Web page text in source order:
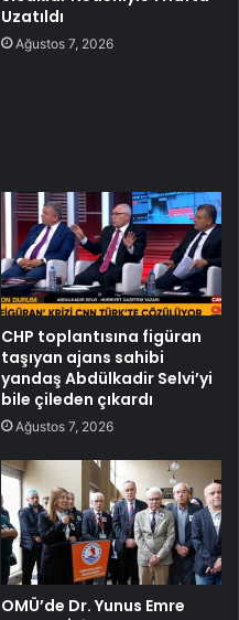
Uzatıldı
Ağustos 7, 2026
CHP toplantısına figüran
taşıyan ajans sahibi
yandaş Abdülkadir Selvi’yi
bile çileden çıkardı
Ağustos 7, 2026
OMÜ’de Dr. Yunus Emre